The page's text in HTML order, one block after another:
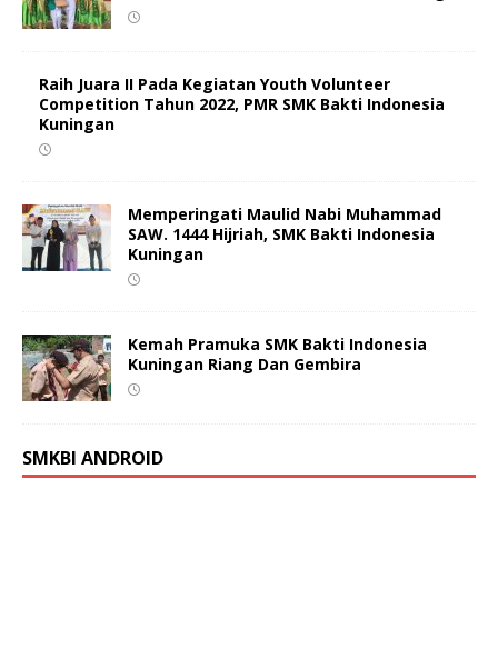
Raih Juara II Pada Kegiatan Youth Volunteer
Competition Tahun 2022, PMR SMK Bakti Indonesia
Kuningan
Memperingati Maulid Nabi Muhammad
SAW. 1444 Hijriah, SMK Bakti Indonesia
Kuningan
Kemah Pramuka SMK Bakti Indonesia
Kuningan Riang Dan Gembira
SMKBI ANDROID